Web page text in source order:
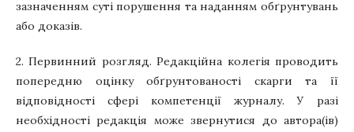
зазначенням суті порушення та наданням обґрунтувань
або доказів.
2. Первинний розгляд. Редакційна колегія проводить
попередню оцінку обґрунтованості скарги та її
відповідності сфері компетенції журналу. У разі
необхідності редакція може звернутися до автора(ів)